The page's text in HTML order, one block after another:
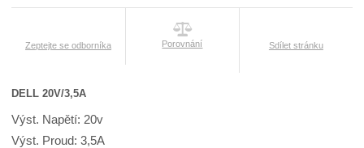
Zeptejte se odborníka Porovnání Sdílet stránku
DELL 20V/3,5A
Výst. Napětí: 20v
Výst. Proud: 3,5A